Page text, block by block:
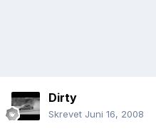
Dirty
Skrevet Juni 16, 2008